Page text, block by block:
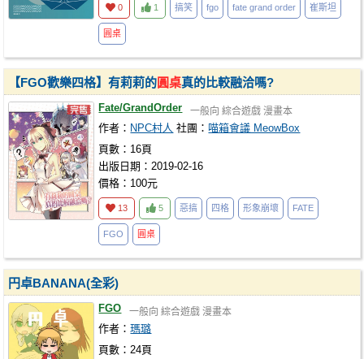
0 1 搞笑 fgo fate grand order 崔斯坦
圓桌
【FGO歡樂四格】有莉莉的圓桌真的比較融洽嗎?
Fate/GrandOrder 一般向 綜合遊戲 漫畫本
作者： NPC村人 社團： 喵箱會議 MeowBox
頁數：16頁
出版日期：2019-02-16
價格：100元
13 5 惡搞 四格 形象崩壞 FATE
FGO 圓桌
円卓BANANA(全彩)
FGO 一般向 綜合遊戲 漫畫本
作者：瑪璐
頁數：24頁